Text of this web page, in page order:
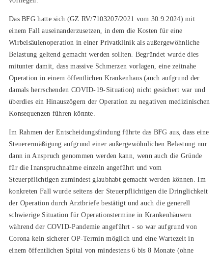
Das BFG hatte sich (GZ RV/7103207/2021 vom 30.9.2024) mit
einem Fall auseinanderzusetzen, in dem die Kosten für eine
Wirbelsäulenoperation in einer Privatklinik als außergewöhnliche
Belastung geltend gemacht werden sollten. Begründet wurde dies
mitunter damit, dass massive Schmerzen vorlagen, eine zeitnahe
Operation in einem öffentlichen Krankenhaus (auch aufgrund der
damals herrschenden COVID-19-Situation) nicht gesichert war und
überdies ein Hinauszögern der Operation zu negativen medizinischen
Konsequenzen führen könnte.
Im Rahmen der Entscheidungsfindung führte das BFG aus, dass eine
Steuerermäßigung aufgrund einer außergewöhnlichen Belastung nur
dann in Anspruch genommen werden kann, wenn auch die Gründe
für die Inanspruchnahme einzeln angeführt und vom
Steuerpflichtigen zumindest glaubhabt gemacht werden können. Im
konkreten Fall wurde seitens der Steuerpflichtigen die Dringlichkeit
der Operation durch Arztbriefe bestätigt und auch die generell
schwierige Situation für Operationstermine in Krankenhäusern
während der COVID-Pandemie angeführt - so war aufgrund von
Corona kein sicherer OP-Termin möglich und eine Wartezeit in
einem öffentlichen Spital von mindestens 6 bis 8 Monate (ohne